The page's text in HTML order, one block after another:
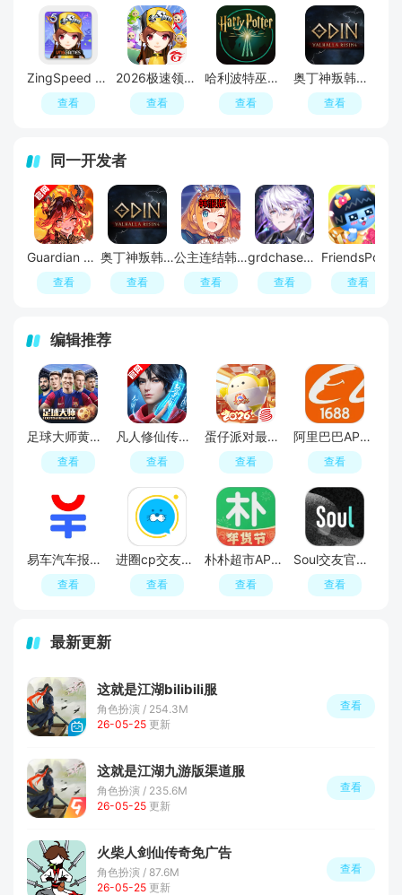
ZingSpeed Mobile(qq飞车越南版安装包最新版)
查看
2026极速领域新版香港版
查看
哈利波特巫师联盟谷歌版apk
查看
奥丁神叛韩服版本apk(奥丁英灵殿崛起韩服版手机版)
查看
同一开发者
Guardian Tales守望传说国际服最新版正版
查看
奥丁神叛韩服版本apk(奥丁英灵殿崛起韩服版手机版)
查看
公主连结韩服韩文版
查看
grdchase永恒冒险国际服安装包
查看 查看
编辑推荐
足球大师黄金一代手游
查看
凡人修仙传人界篇手游2026最新版
查看
蛋仔派对最新版
查看
阿里巴巴APP2026官方版
查看
易车汽车报价APP官方正版
查看
进圈cp交友软件手机版
查看
朴朴超市APP最新版本
查看
Soul交友官方APP最新版
查看
最新更新
这就是江湖bilibili服
角色扮演 / 254.3M
26-05-25 更新
查看
这就是江湖九游版渠道服
角色扮演 / 235.6M
26-05-25 更新
查看
火柴人剑仙传奇免广告
角色扮演 / 87.6M
26-05-25 更新
查看